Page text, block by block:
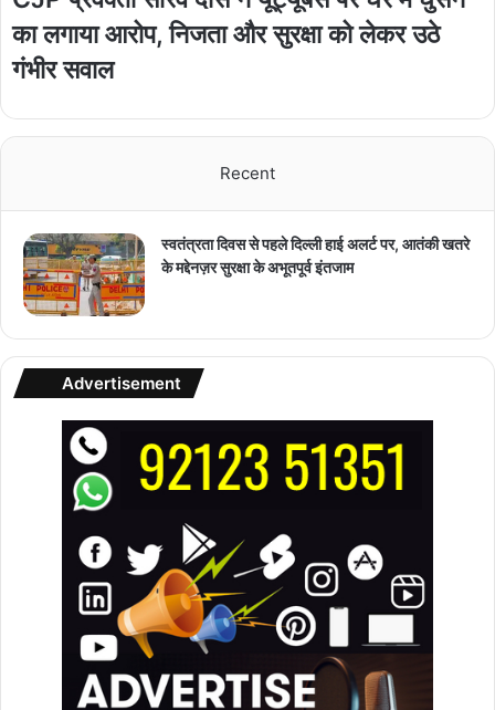
का लगाया आरोप, निजता और सुरक्षा को लेकर उठे
गंभीर सवाल
Recent
स्वतंत्रता दिवस से पहले दिल्ली हाई अलर्ट पर, आतंकी खतरे
के मद्देनज़र सुरक्षा के अभूतपूर्व इंतजाम
Advertisement